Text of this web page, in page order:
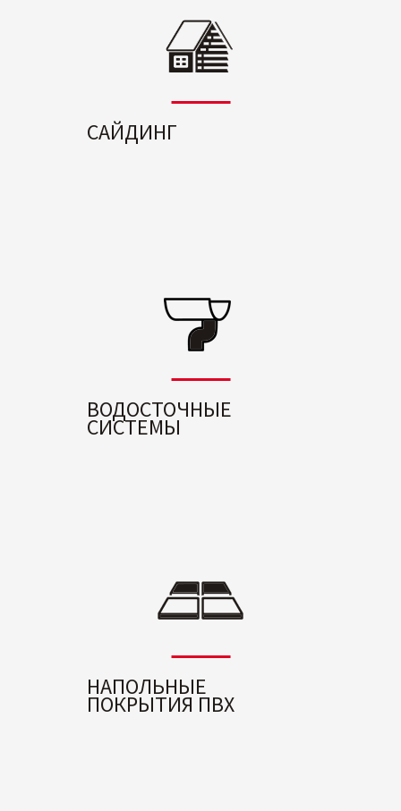
САЙДИНГ
ВОДОСТОЧНЫЕ
СИСТЕМЫ
НАПОЛЬНЫЕ
ПОКРЫТИЯ ПВХ